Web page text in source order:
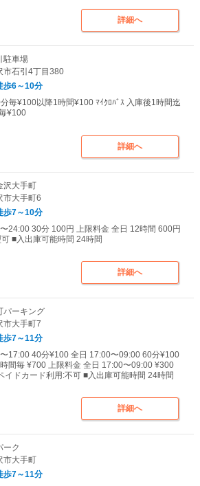
詳細へ
駐車場
市石引4丁目380
6～10分
毎¥100以降1時間¥100 ﾏｲｸﾛﾊﾞｽ 入庫後1時間迄
¥100
詳細へ
沢大手町
市大手町6
7～10分
24:00 30分 100円 上限料金 全日 12時間 600円
■入出庫可能時間 24時間
詳細へ
パーキング
市大手町7
7～11分
17:00 40分¥100 全日 17:00〜09:00 60分¥100
時間毎 ¥700 上限料金 全日 17:00〜09:00 ¥300
イドカード利用:不可 ■入出庫可能時間 24時間
詳細へ
ーク
市大手町
7～11分